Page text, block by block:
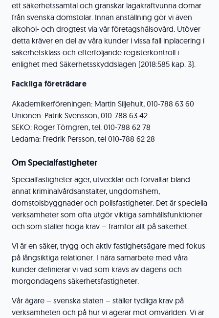
ett säkerhetssamtal och granskar lagakraftvunna domar
från svenska domstolar. Innan anställning gör vi även
alkohol- och drogtest via vår företagshälsovård. Utöver
detta kräver en del av våra kunder i vissa fall inplacering i
säkerhetsklass och efterföljande registerkontroll i
enlighet med Säkerhetsskyddslagen (2018:585 kap. 3).
Fackliga företrädare
Akademikerföreningen: Martin Siljehult, 010-788 63 60
Unionen: Patrik Svensson, 010-788 63 42
SEKO: Roger Törngren, tel. 010-788 62 78
Ledarna: Fredrik Persson, tel 010-788 62 28
Om Specialfastigheter
Specialfastigheter äger, utvecklar och förvaltar bland
annat kriminalvårdsanstalter, ungdomshem,
domstolsbyggnader och polisfastigheter. Det är speciella
verksamheter som ofta utgör viktiga samhällsfunktioner
och som ställer höga krav – framför allt på säkerhet.
Vi är en säker, trygg och aktiv fastighetsägare med fokus
på långsiktiga relationer. I nära samarbete med våra
kunder definierar vi vad som krävs av dagens och
morgondagens säkerhetsfastigheter.
Vår ägare – svenska staten – ställer tydliga krav på
verksamheten och på hur vi agerar mot omvärlden. Vi är